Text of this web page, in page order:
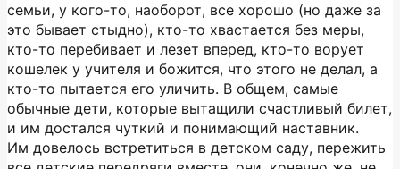
семьи, у кого-то, наоборот, все хорошо (но даже за
это бывает стыдно), кто-то хвастается без меры,
кто-то перебивает и лезет вперед, кто-то ворует
кошелек у учителя и божится, что этого не делал, а
кто-то пытается его уличить. В общем, самые
обычные дети, которые вытащили счастливый билет,
и им достался чуткий и понимающий наставник.
Им довелось встретиться в детском саду, пережить